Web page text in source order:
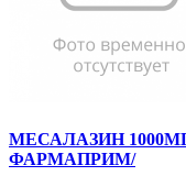
МЕСАЛАЗИН
ФАРМАПРИМ/